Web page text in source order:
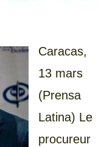
Caracas,
13 mars
(Prensa
Latina) Le
procureur